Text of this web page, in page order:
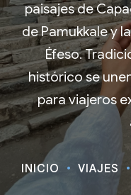
paisajes de
de Pamukkale y
Éfeso.
histórico se
para viajeros
INICIO VIAJES